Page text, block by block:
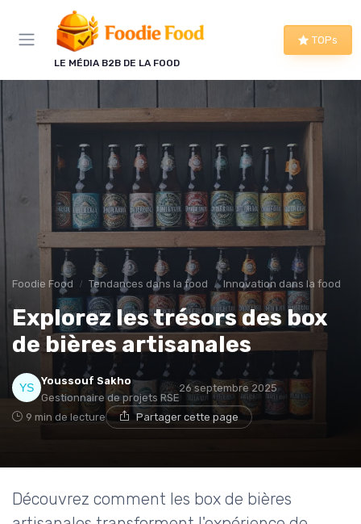
LE MÉDIA B2B DE LA FOOD
TOPs
Foodie Food Tendances dans la food Innovation dans la food
Explorez les trésors des box
de bières artisanales
Youssouf Sakho
Gestionnaire de projets RSE
26 septembre 2025
9 min de lecture Partager cette page
Découvrez comment les box de bières
Panneau de gestion des cookies